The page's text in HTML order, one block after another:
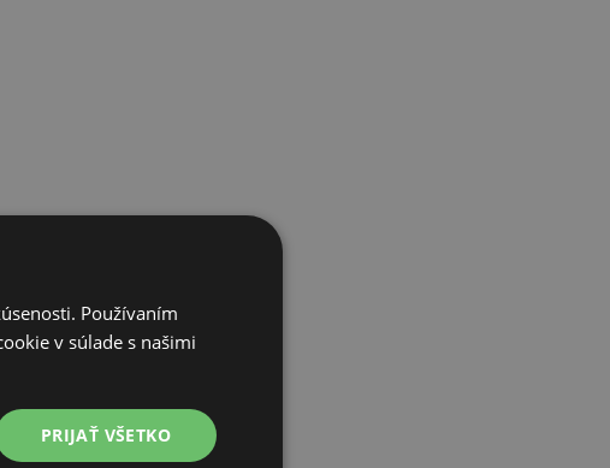
Používaním
v súlade s našimi
PRIJAŤ VŠETKO